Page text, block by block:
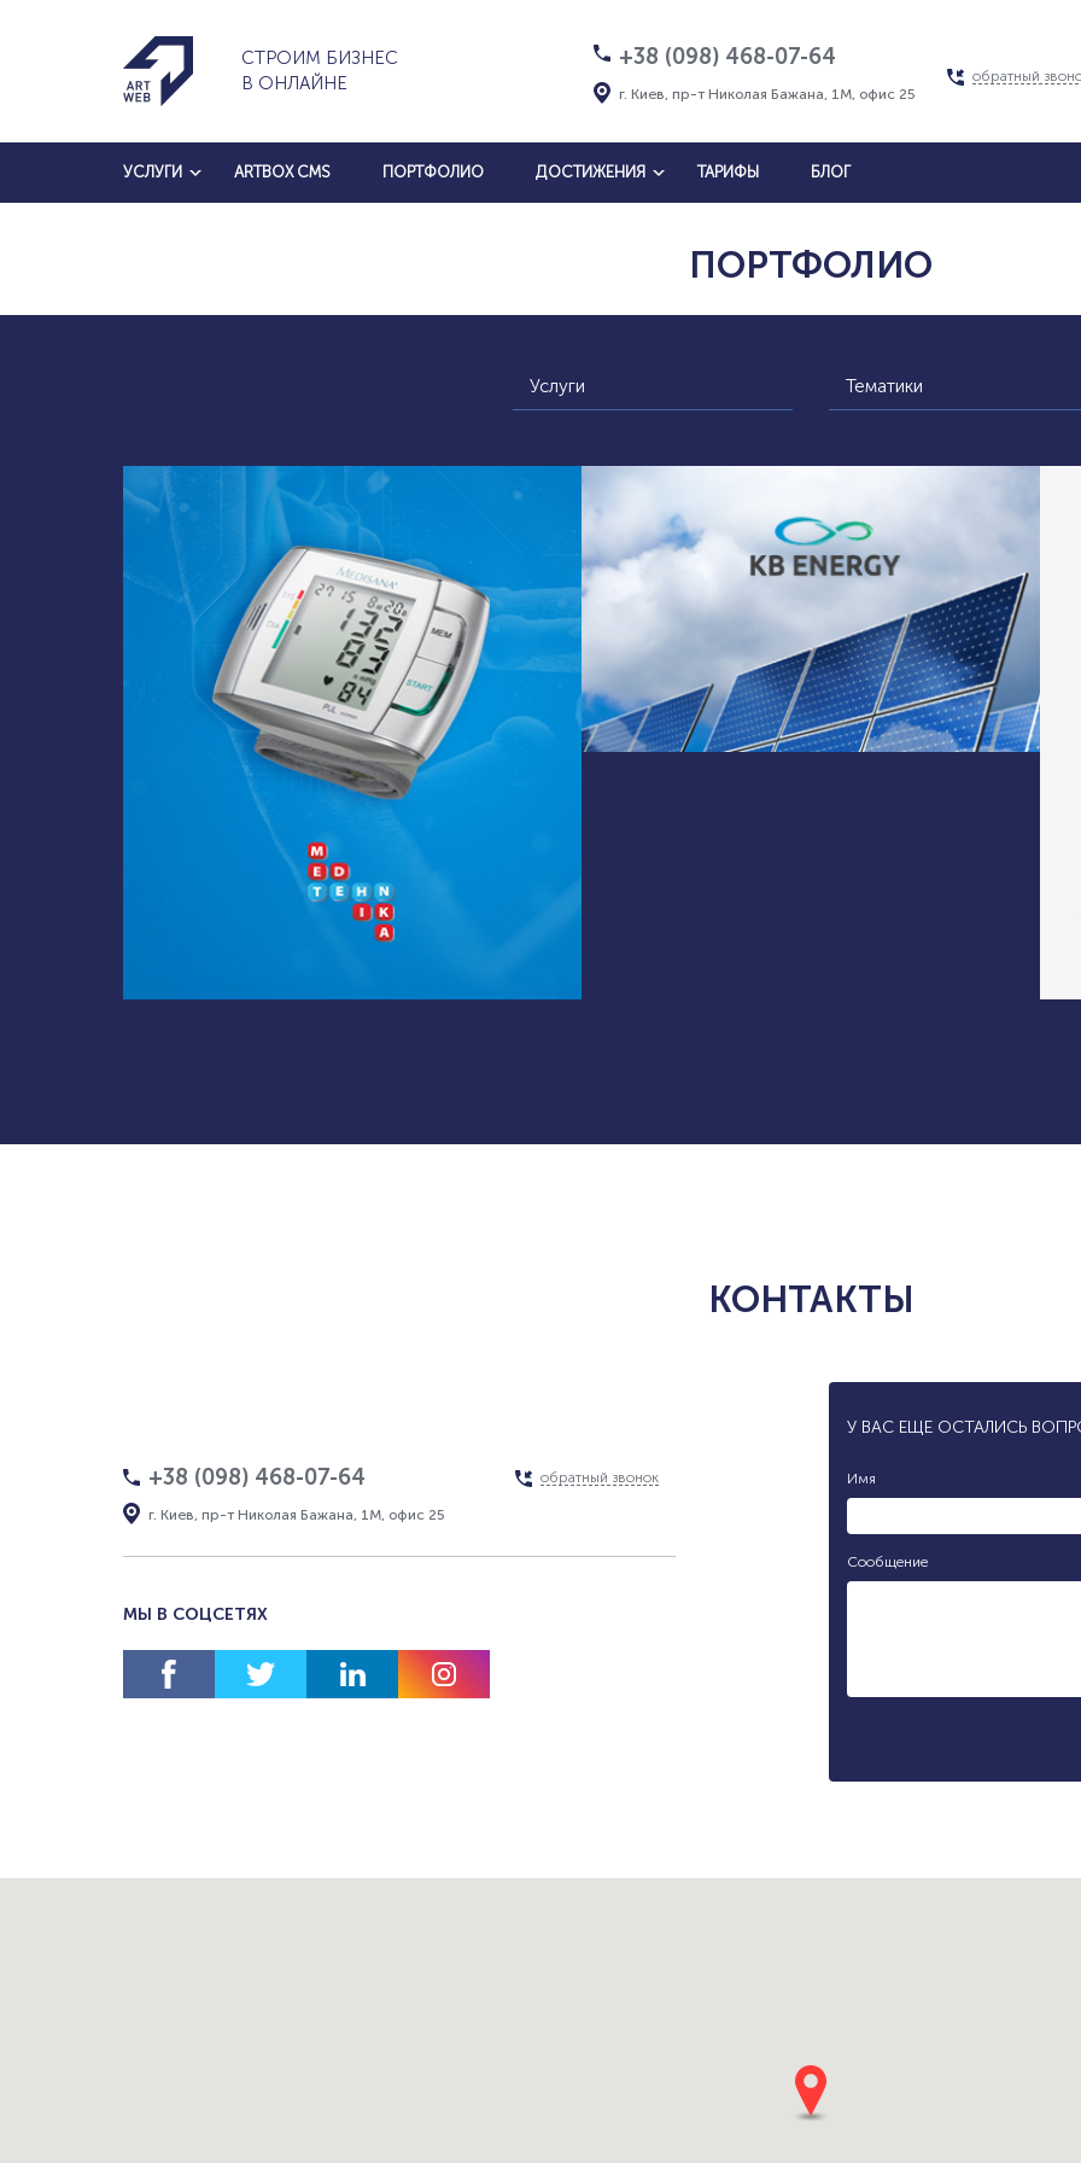
СТРОИМ БИЗНЕС
В ОНЛАЙНЕ
+38 (098) 468-07-64
г. Киев, пр-т Николая Бажана, 1М, офис 25
обратный
УСЛУГИ ARTBOX CMS ПОРТФОЛИО ДОСТИЖЕНИЯ ТАРИФЫ БЛОГ
ПОРТФОЛИО
Услуги Тематики
КОНТАКТЫ
+38 (098) 468-07-64
г. Киев, пр-т Николая Бажана, 1М, офис 25
обратный звонок
МЫ В СОЦСЕТЯХ
У ВАС ЕЩЕ ОСТАЛИСЬ
Имя
Сообщение